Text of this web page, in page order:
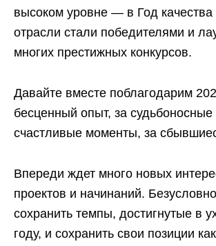
высоком уровне — в Год качества
отрасли стали победителями и
многих престижных конкурсов.
Давайте вместе поблагодарим
бесценный опыт, за судьбоносные
счастливые моменты, за
Впереди ждет много новых
проектов и начинаний.
сохранить темпы, достигнутые в
году, и сохранить свои позиции